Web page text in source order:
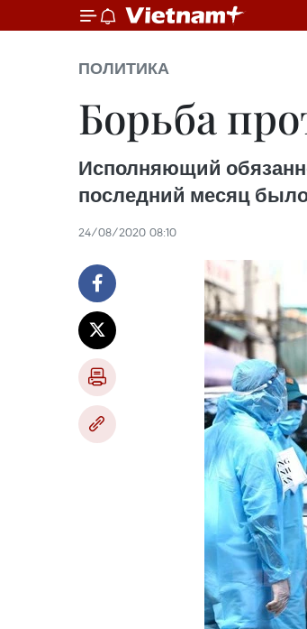
ПОЛИТИКА
Борьба
Исполняющий
последний месяц
24/08/2020 08:10